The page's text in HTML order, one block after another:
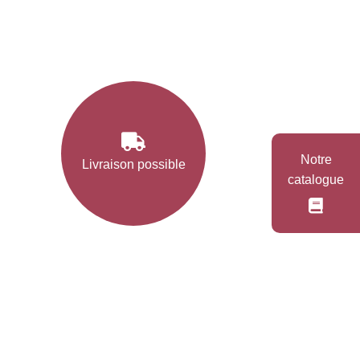
Notre
catalogue
Livraison possible